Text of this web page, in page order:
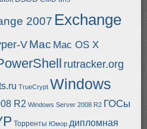
2007 Exchange
VMac Mac OS X
rutracker.org
TrueCrypt Windows
R2 Windows Server 2008 R2 ГОСы
Торренты Юмор дипломная